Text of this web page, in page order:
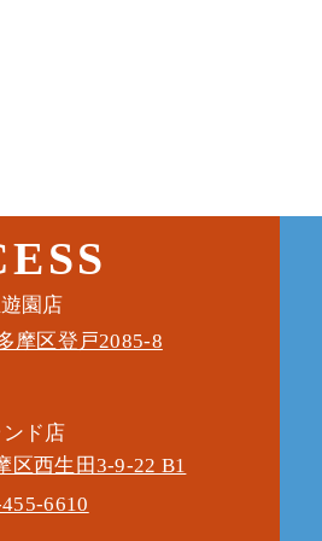
をシェア
園店
摩区​登戸2085-8
ド店
区​西生田3-9-22 B1
6610